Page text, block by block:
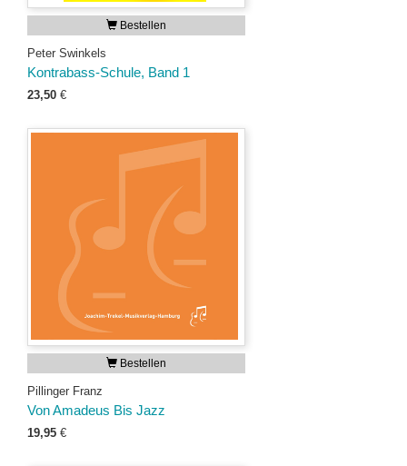
Bestellen
Peter Swinkels
Kontrabass-Schule, Band 1
23,50 €
Bestellen
Pillinger Franz
Von Amadeus Bis Jazz
19,95 €